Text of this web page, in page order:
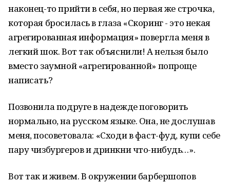
наконец-то прийти в себя, но первая же строчка,
которая бросилась в глаза «Скоринг - это некая
агрегированная информация» повергла меня в
легкий шок. Вот так объяснили! А нельзя было
вместо заумной «агрегированной» попроще
написать?
Позвонила подруге в надежде поговорить
нормально, на русском языке. Она, не дослушав
меня, посоветовала: «Сходи в фаст-фуд, купи себе
пару чизбургеров и дринкни что-нибудь…».
Вот так и живем. В окружении барбершопов